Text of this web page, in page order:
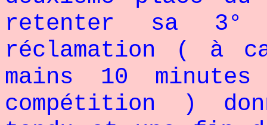
retenter sa
réclamation ( à
mains 10
compétition )